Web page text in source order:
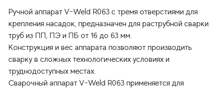
Ручной аппарат V-Weld R063 с тремя отверстиями для
крепления насадок, предназначен для раструбной сварки
труб из ПП, ПЭ и ПБ от 16 до 63 мм.
Конструкция и вес аппарата позволяют производить
сварку в сложных технологических условиях и
труднодоступных местах.
Сварочный аппарат V-Weld R063 применяется для